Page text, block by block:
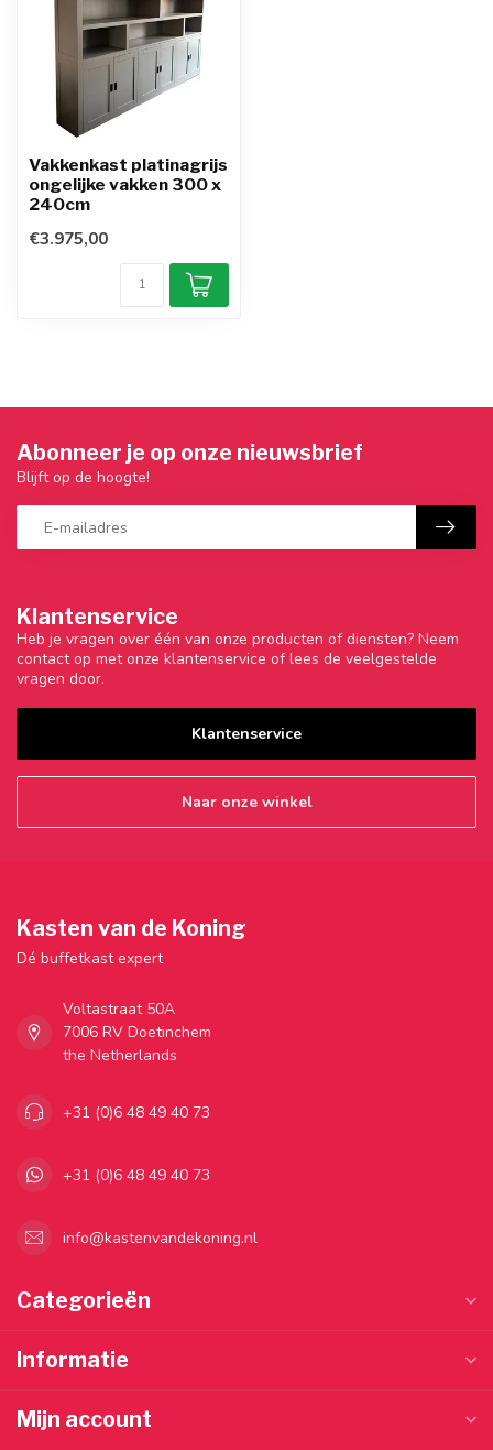
Vakkenkast platinagrijs
ongelijke vakken 300 x
240cm
€3.975,00
Klantenservice
Heb je vragen over één van onze producten of diensten? Neem
contact op met onze klantenservice of lees de veelgestelde
vragen door.
Klantenservice
Naar onze winkel
Abonneer je op onze nieuwsbrief
Blijft op de hoogte!
Kasten van de Koning
Dé buffetkast expert
Voltastraat 50A
7006 RV Doetinchem
the Netherlands
+31 (0)6 48 49 40 73
+31 (0)6 48 49 40 73
info@kastenvandekoning.nl
Categorieën
Informatie
Mijn account